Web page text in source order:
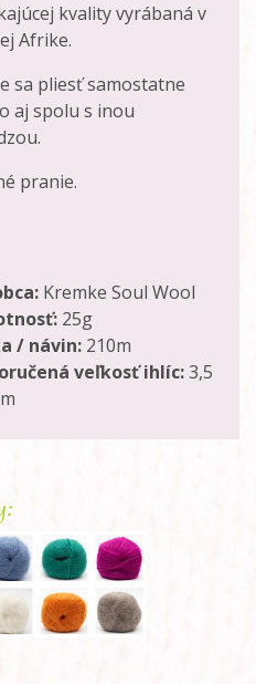
kvality vyrábaná v
Afrike.
sa pliesť samostatne
aj spolu s inou
pranie.
Kremke Soul Wool
25g
/ návin: 210m
veľkosť ihlíc:3,5